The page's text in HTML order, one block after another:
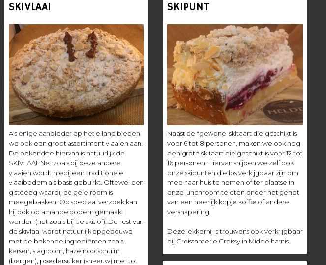
SKIVLAAI
Als enige aanbieder op het eiland bieden
we ook een groot assortiment vlaaien aan.
De bekendste hiervan is natuurlijk de
SKIVLAAI! Net zoals bij deze andere
vlaaien wordt hiebij een traditionele
vlaaibodem als basis gebuirkt. Oftewel een
gistdeeg waarbij de gele room is
meegebakken. Op speciaal verzoek kan
hij ook op amandelbodem gemaakt
worden (net zoals bij de skislof). De rest van
de skivlaai wordt natuurlijk opgebouwd
met de bekende ingrediënten zoals
kersen, slagroom, hazelnootschuim
(bergen), poedersuiker (sneeuw) met tot
SKIPUNT
Naast de "gewone' skitaart die geschikt is
voor 6 tot 8 personen, maken we ook nog
een grote skitaart die geschikt is voor 12 tot
16 personen. Hiervan snijden we zelf ook
onze skipunten die los verkijgbaar zijn om
mee naar huis te nemen of ter plaatse in
onze lunchroom te eten onder het genot
van een heerlijk kopje koffie of andere
versnapering.
Deze lekkernij is trouwens ook verkrijgbaar
bij Croissanterie Croissy in Middelharnis.